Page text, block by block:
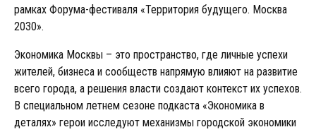
рамках Форума-фестиваля «Территория будущего. Москва
2030».
Экономика Москвы – это пространство, где личные успехи
жителей, бизнеса и сообществ напрямую влияют на развитие
всего города, а решения власти создают контекст их успехов.
В специальном летнем сезоне подкаста «Экономика в
деталях» герои исследуют механизмы городской экономики